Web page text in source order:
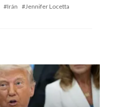
Irán
Jennifer Locetta